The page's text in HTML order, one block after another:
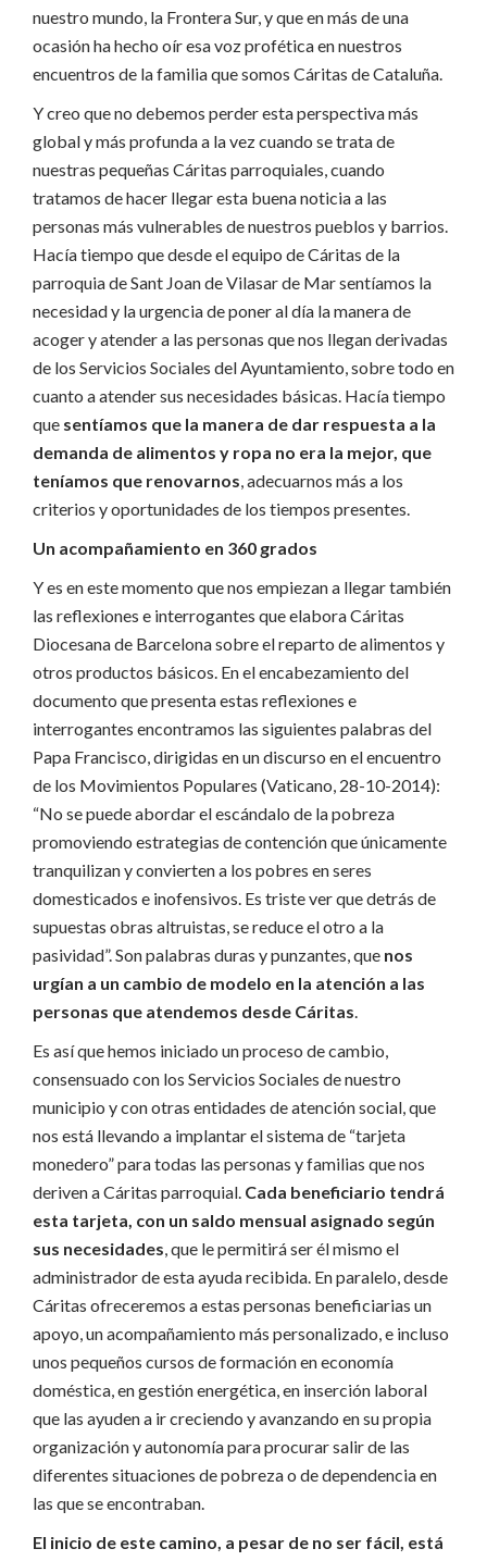
nuestro mundo, la Frontera Sur, y que en más de una
ocasión ha hecho oír esa voz profética en nuestros
encuentros de la familia que somos Cáritas de Cataluña.
Y creo que no debemos perder esta perspectiva más
global y más profunda a la vez cuando se trata de
nuestras pequeñas Cáritas parroquiales, cuando
tratamos de hacer llegar esta buena noticia a las
personas más vulnerables de nuestros pueblos y barrios.
Hacía tiempo que desde el equipo de Cáritas de la
parroquia de Sant Joan de Vilasar de Mar sentíamos la
necesidad y la urgencia de poner al día la manera de
acoger y atender a las personas que nos llegan derivadas
de los Servicios Sociales del Ayuntamiento, sobre todo en
cuanto a atender sus necesidades básicas. Hacía tiempo
que sentíamos que la manera de dar respuesta a la
demanda de alimentos y ropa no era la mejor, que
teníamos que renovarnos, adecuarnos más a los
criterios y oportunidades de los tiempos presentes.
Un acompañamiento en 360 grados
Y es en este momento que nos empiezan a llegar también
las reflexiones e interrogantes que elabora Cáritas
Diocesana de Barcelona sobre el reparto de alimentos y
otros productos básicos. En el encabezamiento del
documento que presenta estas reflexiones e
interrogantes encontramos las siguientes palabras del
Papa Francisco, dirigidas en un discurso en el encuentro
de los Movimientos Populares (Vaticano, 28-10-2014):
“No se puede abordar el escándalo de la pobreza
promoviendo estrategias de contención que únicamente
tranquilizan y convierten a los pobres en seres
domesticados e inofensivos. Es triste ver que detrás de
supuestas obras altruistas, se reduce el otro a la
pasividad”. Son palabras duras y punzantes, que nos
urgían a un cambio de modelo en la atención a las
personas que atendemos desde Cáritas.
Es así que hemos iniciado un proceso de cambio,
consensuado con los Servicios Sociales de nuestro
municipio y con otras entidades de atención social, que
nos está llevando a implantar el sistema de “tarjeta
monedero” para todas las personas y familias que nos
deriven a Cáritas parroquial. Cada beneficiario tendrá
esta tarjeta, con un saldo mensual asignado según
sus necesidades, que le permitirá ser él mismo el
administrador de esta ayuda recibida. En paralelo, desde
Cáritas ofreceremos a estas personas beneficiarias un
apoyo, un acompañamiento más personalizado, e incluso
unos pequeños cursos de formación en economía
doméstica, en gestión energética, en inserción laboral
que las ayuden a ir creciendo y avanzando en su propia
organización y autonomía para procurar salir de las
diferentes situaciones de pobreza o de dependencia en
las que se encontraban.
El inicio de este camino, a pesar de no ser fácil, está